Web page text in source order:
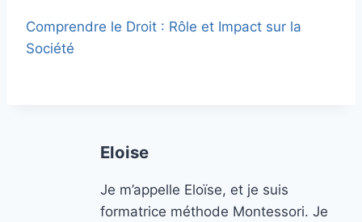
Comprendre le Droit : Rôle et Impact sur la
Société
Eloise
Je m’appelle Eloïse, et je suis
formatrice méthode Montessori. Je